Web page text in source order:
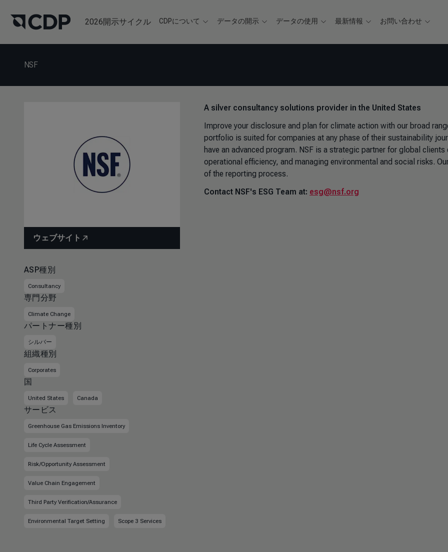
2026開示サイクル CDPについて データの開示 データの使用 最新情報 お問い合わせ
NSF
ウェブサイト
ASP種別
Consultancy
専門分野
Climate Change
パートナー種別
シルバー
組織種別
Corporates
国
United States Canada
サービス
Greenhouse Gas Emissions Inventory
Life Cycle Assessment
Risk/Opportunity Assessment
Value Chain Engagement
Third Party Verification/Assurance
Environmental Target Setting Scope 3 Services
A silver consultancy solutions provider in the United States
Improve your disclosure and plan for climate action with our broad
portfolio is suited for companies at any phase of their sustainability
have an advanced program. NSF is a strategic partner for global
operational efficiency, and managing environmental and social risks.
of the reporting process.
Contact NSF's ESG Team at: esg@nsf.org